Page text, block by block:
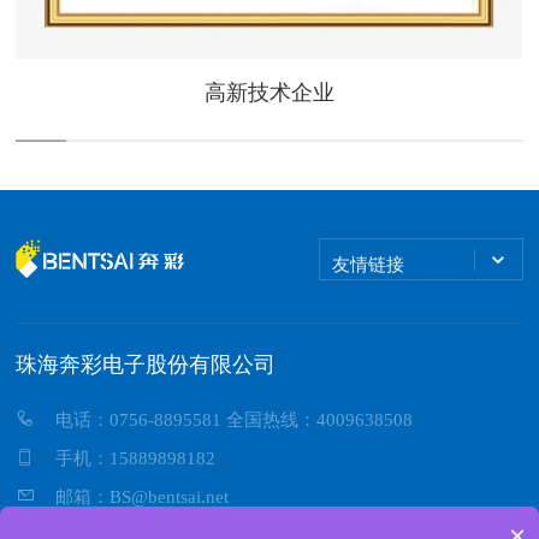
高新技术企业
友情链接
珠海奔彩电子股份有限公司
电话：0756-8895581 全国热线：4009638508
手机：15889898182
邮箱：BS@bentsai.net